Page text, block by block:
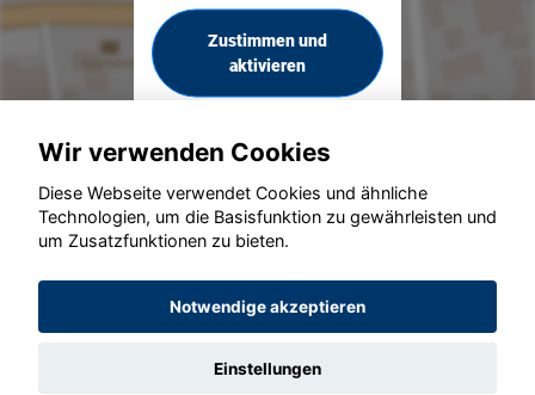
Zustimmen und
aktivieren
© konjunkturmotor.de GmbH 2020 - 2026
Wir verwenden Cookies
Diese Webseite verwendet Cookies und ähnliche
Technologien, um die Basisfunktion zu gewährleisten und
um Zusatzfunktionen zu bieten.
Notwendige akzeptieren
Einstellungen